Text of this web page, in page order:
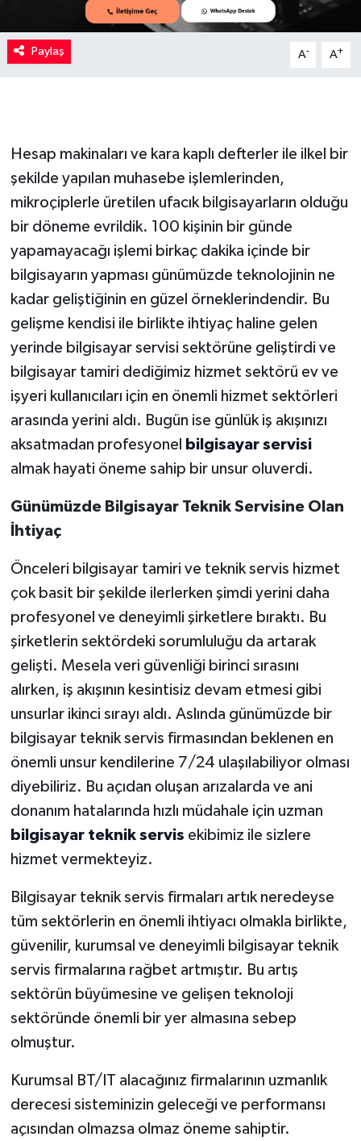
Paylaş A- A+
Hesap makinaları ve kara kaplı defterler ile ilkel bir
şekilde yapılan muhasebe işlemlerinden,
mikroçiplerle üretilen ufacık bilgisayarların olduğu
bir döneme evrildik. 100 kişinin bir günde
yapamayacağı işlemi birkaç dakika içinde bir
bilgisayarın yapması günümüzde teknolojinin ne
kadar geliştiğinin en güzel örneklerindendir. Bu
gelişme kendisi ile birlikte ihtiyaç haline gelen
yerinde bilgisayar servisi sektörüne geliştirdi ve
bilgisayar tamiri dediğimiz hizmet sektörü ev ve
işyeri kullanıcıları için en önemli hizmet sektörleri
arasında yerini aldı. Bugün ise günlük iş akışınızı
aksatmadan profesyonel
bilgisayar servisi
almak hayati öneme sahip bir unsur oluverdi.
Günümüzde Bilgisayar Teknik Servisine Olan
İhtiyaç
Önceleri bilgisayar tamiri ve teknik servis hizmet
çok basit bir şekilde ilerlerken şimdi yerini daha
profesyonel ve deneyimli şirketlere bıraktı. Bu
şirketlerin sektördeki sorumluluğu da artarak
gelişti. Mesela veri güvenliği birinci sırasını
alırken, iş akışının kesintisiz devam etmesi gibi
unsurlar ikinci sırayı aldı. Aslında günümüzde bir
bilgisayar teknik servis firmasından beklenen en
önemli unsur kendilerine 7/24 ulaşılabiliyor olması
diyebiliriz. Bu açıdan oluşan arızalarda ve ani
donanım hatalarında hızlı müdahale için uzman
bilgisayar teknik servis ekibimiz ile sizlere
hizmet vermekteyiz.
Bilgisayar teknik servis firmaları artık neredeyse
tüm sektörlerin en önemli ihtiyacı olmakla birlikte,
güvenilir, kurumsal ve deneyimli bilgisayar teknik
servis firmalarına rağbet artmıştır. Bu artış
sektörün büyümesine ve gelişen teknoloji
sektöründe önemli bir yer almasına sebep
olmuştur.
Kurumsal BT/IT alacağınız firmalarının uzmanlık
derecesi sisteminizin geleceği ve performansı
açısından olmazsa olmaz öneme sahiptir.